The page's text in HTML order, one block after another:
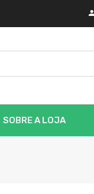
SOBRE A LOJA